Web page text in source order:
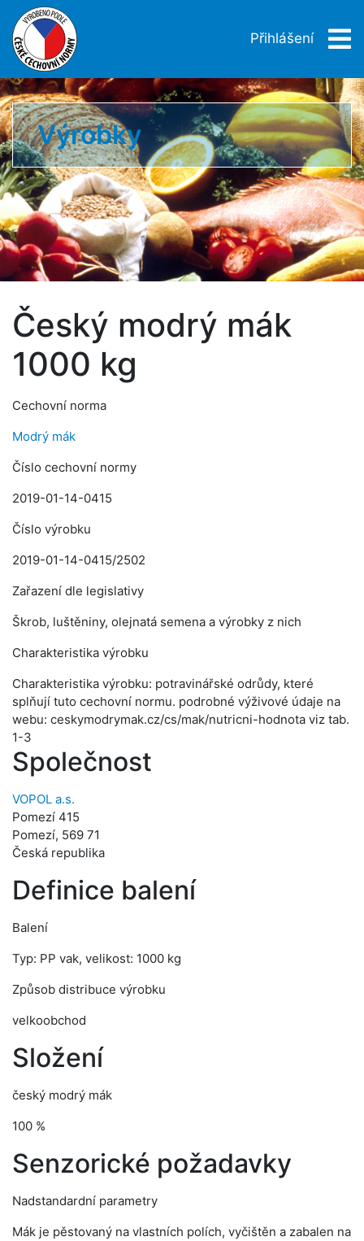
Přihlášení
Výrobky
Český modrý mák
1000 kg
Cechovní norma
Modrý mák
Číslo cechovní normy
2019-01-14-0415
Číslo výrobku
2019-01-14-0415/2502
Zařazení dle legislativy
Škrob, luštěniny, olejnatá semena a výrobky z nich
Charakteristika výrobku
Charakteristika výrobku: potravinářské odrůdy, které
splňují tuto cechovní normu. podrobné výživové údaje na
webu: ceskymodrymak.cz/cs/mak/nutricni-hodnota viz tab.
1-3
Společnost
VOPOL a.s.
Pomezí 415
Pomezí, 569 71
Česká republika
Definice balení
Balení
Typ: PP vak, velikost: 1000 kg
Způsob distribuce výrobku
velkoobchod
Složení
český modrý mák
100 %
Senzorické požadavky
Nadstandardní parametry
Mák je pěstovaný na vlastních polích, vyčištěn a zabalen na